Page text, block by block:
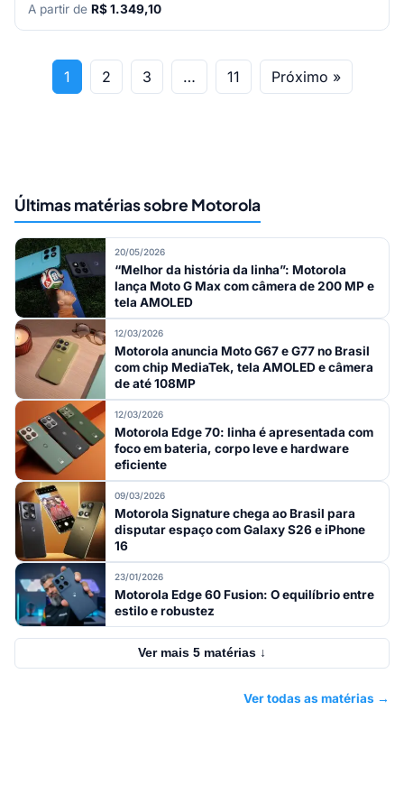
A partir de R$ 1.349,10
1 2 3 … 11 Próximo »
Últimas matérias sobre Motorola
20/05/2026
“Melhor da história da linha”: Motorola
lança Moto G Max com câmera de 200 MP e
tela AMOLED
12/03/2026
Motorola anuncia Moto G67 e G77 no Brasil
com chip MediaTek, tela AMOLED e câmera
de até 108MP
12/03/2026
Motorola Edge 70: linha é apresentada com
foco em bateria, corpo leve e hardware
eficiente
09/03/2026
Motorola Signature chega ao Brasil para
disputar espaço com Galaxy S26 e iPhone
16
23/01/2026
Motorola Edge 60 Fusion: O equilíbrio entre
estilo e robustez
Ver mais 5 matérias ↓
Ver todas as matérias →